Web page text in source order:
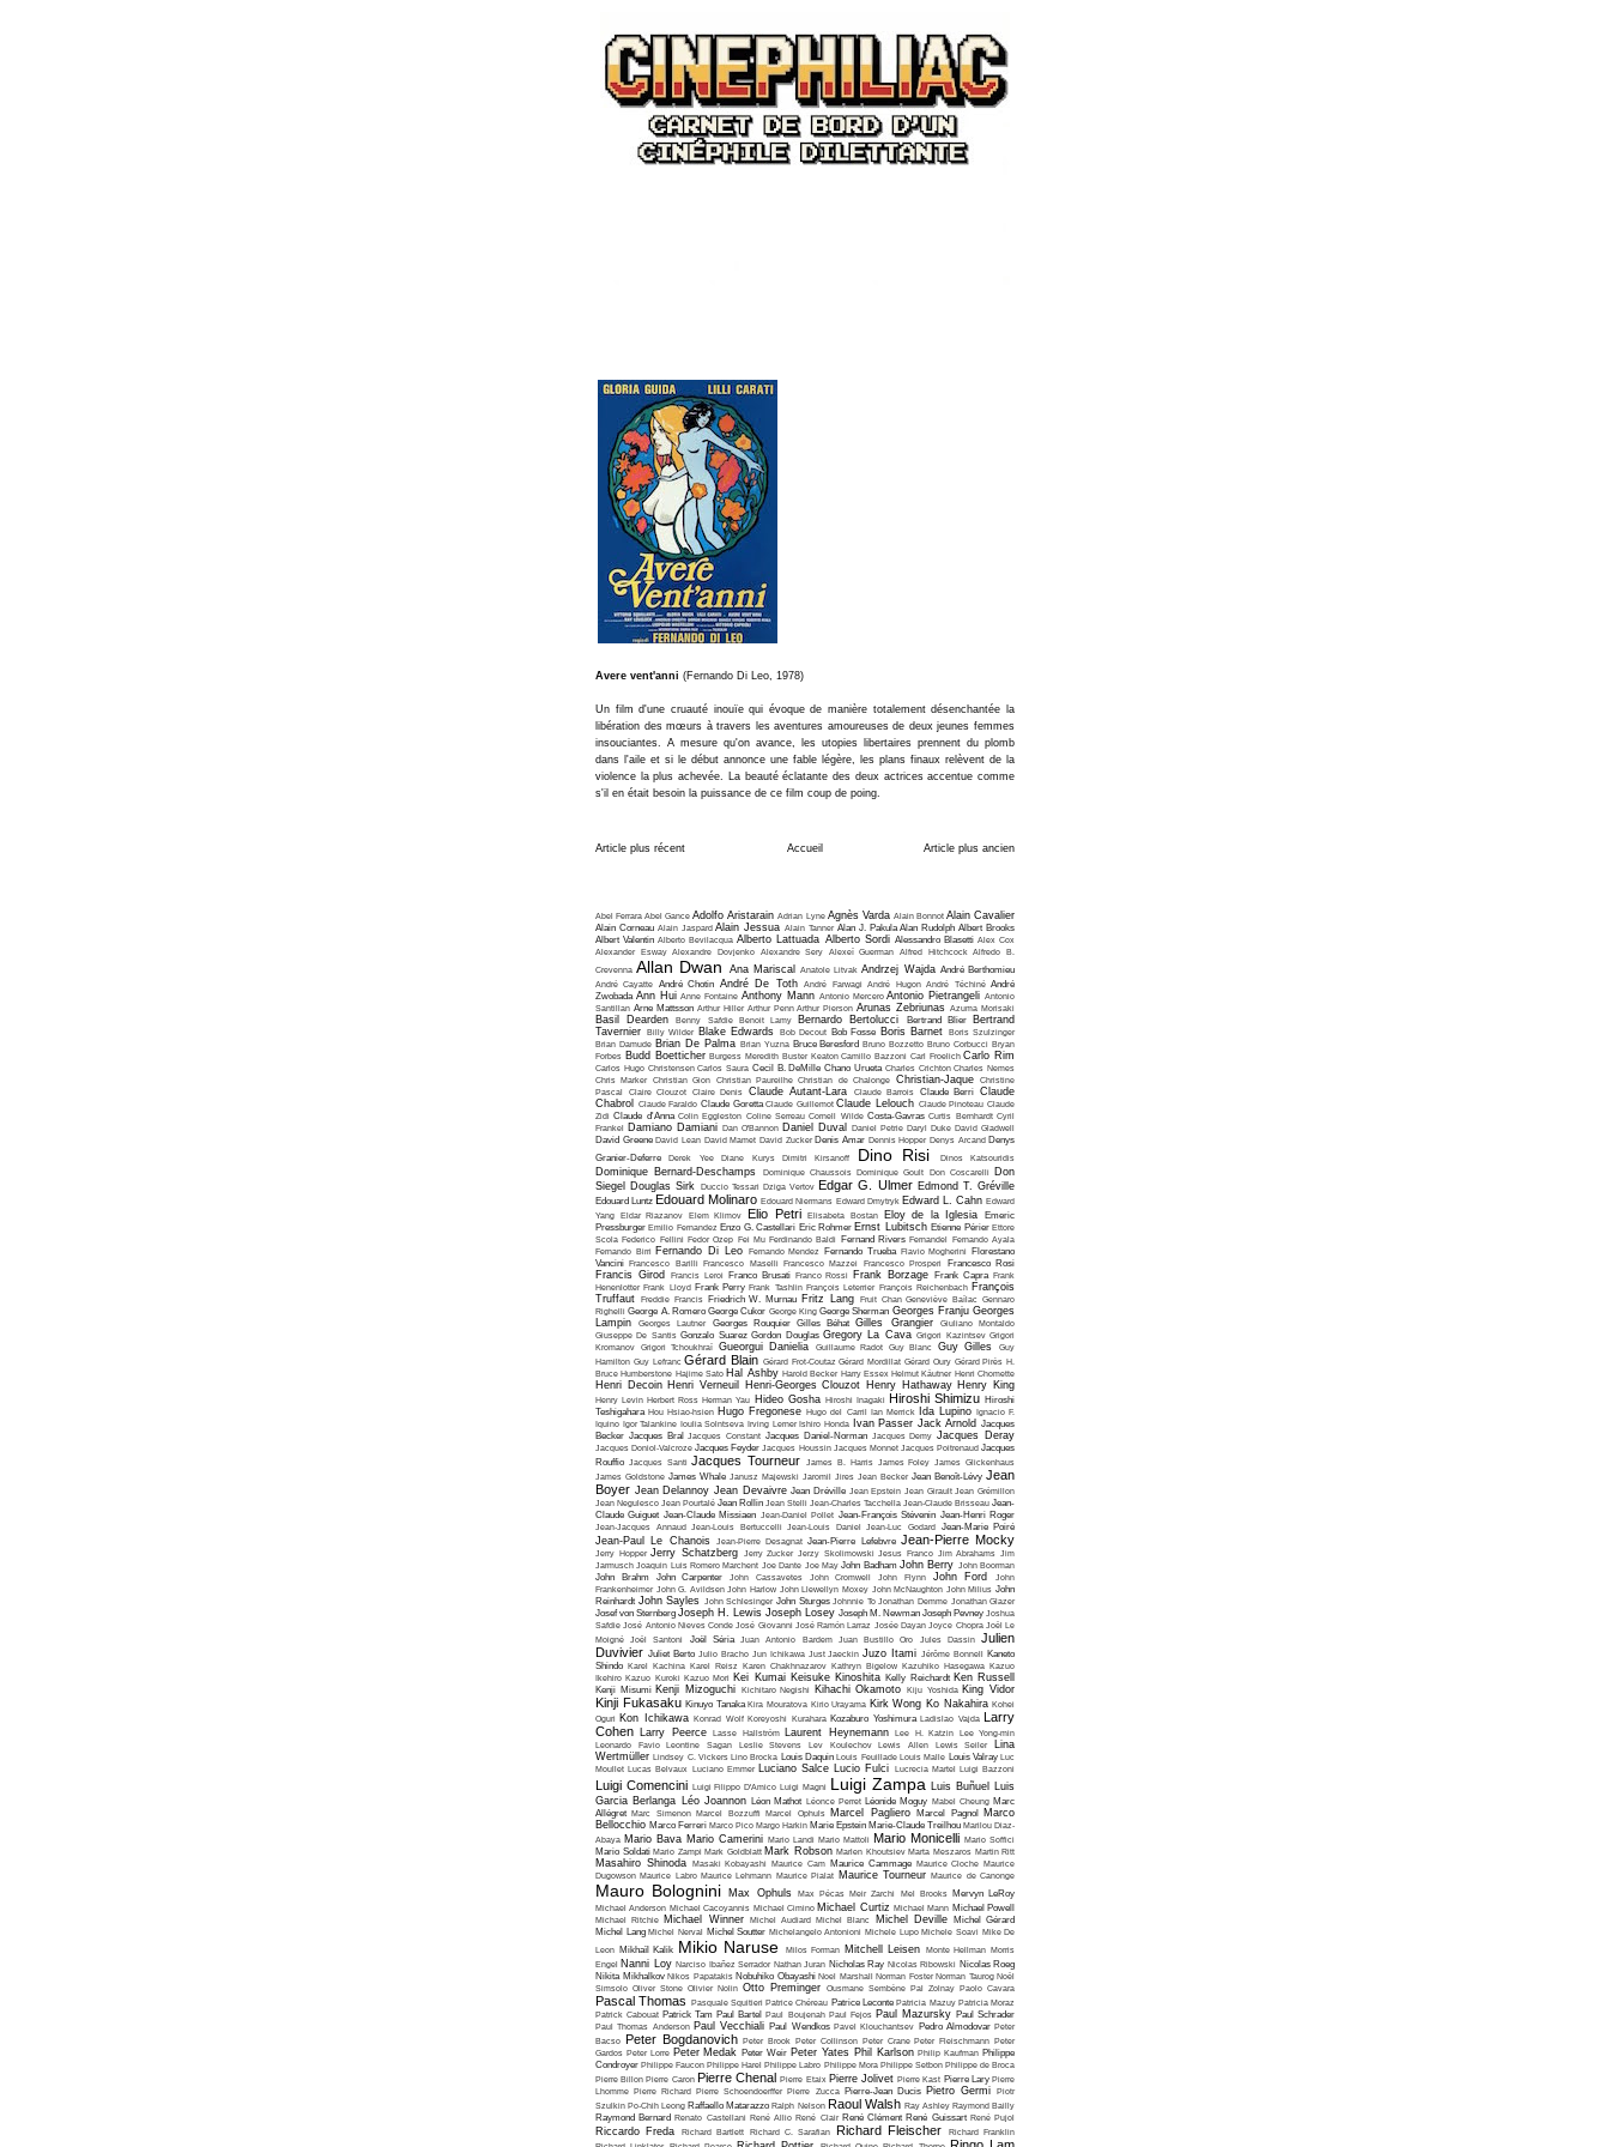
Avere vent'anni (Fernando Di Leo, 1978)
Un film d'une cruauté inouïe qui évoque de manière totalement désenchantée la
libération des mœurs à travers les aventures amoureuses de deux jeunes femmes
insouciantes. A mesure qu'on avance, les utopies libertaires prennent du plomb
dans l'aile et si le début annonce une fable légère, les plans finaux relèvent de la
violence la plus achevée. La beauté éclatante des deux actrices accentue comme
s'il en était besoin la puissance de ce film coup de poing.
Article plus récent Article plus ancien
Accueil
Abel Ferrara Abel Gance Adolfo Aristarain Adrian Lyne Agnès Varda Alain Bonnot Alain Cavalier
Alain Corneau Alain Jaspard Alain Jessua Alain Tanner Alan J. Pakula Alan Rudolph Albert Brooks
Albert Valentin Alberto Bevilacqua Alberto Lattuada Alberto Sordi Alessandro Blasetti Alex Cox
Alexander Esway Alexandre Dovjenko Alexandre Sery Alexeï Guerman Alfred Hitchcock Alfredo B.
Crevenna Allan Dwan Ana Mariscal Anatole Litvak Andrzej Wajda André Berthomieu
André Cayatte André Chotin André De Toth André Farwagi André Hugon André Téchiné André
Zwobada Ann Hui Anne Fontaine Anthony Mann Antonio Mercero Antonio Pietrangeli Antonio
Santillan Arne Mattsson Arthur Hiller Arthur Penn Arthur Pierson Arunas Zebriunas Azuma Morisaki
Basil Dearden Benny Safdie Benoit Lamy Bernardo Bertolucci Bertrand Blier
Bertrand
Tavernier Billy Wilder Blake Edwards Bob Decout Bob Fosse Boris Barnet Boris Szulzinger
Brian Damude Brian De Palma Brian Yuzna Bruce Beresford Bruno Bozzetto Bruno Corbucci Bryan
Forbes Budd Boetticher Burgess Meredith Buster Keaton Camillo Bazzoni Carl Froelich Carlo Rim
Carlos Hugo Christensen Carlos Saura Cecil B. DeMille Chano Urueta Charles Crichton Charles Nemes
Chris Marker Christian Gion Christian Paureilhe Christian de Chalonge Christian-Jaque
Christine
Pascal
Claire Clouzot Claire Denis Claude Autant-Lara Claude Barrois Claude Berri Claude
Chabrol
Claude Faraldo Claude Goretta Claude Guillemot Claude Lelouch Claude Pinoteau Claude
Zidi Claude d'Anna Colin Eggleston Coline Serreau Cornell Wilde Costa-Gavras Curtis Bernhardt Cyril
Frankel Damiano Damiani Dan O'Bannon Daniel Duval Daniel Petrie Daryl Duke David Gladwell
David Greene David Lean David Mamet David Zucker Denis Amar Dennis Hopper Denys Arcand Denys
Granier-Deferre
Derek Yee Diane Kurys Dimitri Kirsanoff Dino Risi Dinos Katsouridis
Dominique Bernard-Deschamps Dominique Chaussois Dominique Goult Don Coscarelli
Don
Siegel
Douglas Sirk Duccio Tessari Dziga Vertov Edgar G. Ulmer Edmond T. Gréville
Edouard Luntz Edouard Molinaro Edouard Niermans Edward Dmytryk Edward L. Cahn Edward
Yang Eldar Riazanov Elem Klimov Elio Petri Elisabeta Bostan Eloy de la Iglesia
Emeric
Pressburger Emilio Fernandez Enzo G. Castellari Eric Rohmer Ernst Lubitsch Etienne Périer Ettore
Scola Federico Fellini Fedor Ozep Fei Mu Ferdinando Baldi Fernand Rivers Fernandel Fernando Ayala
Fernando Birri Fernando Di Leo Fernando Mendez Fernando Trueba Flavio Mogherini
Florestano
Vancini Francesco Barilli Francesco Maselli Francesco Mazzei Francesco Prosperi Francesco Rosi
Francis Girod Francis Leroi Franco Brusati Franco Rossi Frank Borzage Frank Capra Frank
Henenlotter Frank Lloyd Frank Perry Frank Tashlin François Leterrier François Reichenbach François
Truffaut Freddie Francis Friedrich W. Murnau Fritz Lang Fruit Chan Geneviève Baïlac Gennaro
Righelli George A. Romero George Cukor George King George Sherman Georges Franju Georges
Lampin
Georges Lautner Georges Rouquier Gilles Béhat Gilles Grangier
Giuliano Montaldo
Giuseppe De Santis Gonzalo Suarez Gordon Douglas Gregory La Cava Grigori Kazintsev Grigori
Kromanov Grigori Tchoukhraï Gueorgui Danielia Guillaume Radot Guy Blanc Guy Gilles
Guy
Hamilton Guy Lefranc Gérard Blain Gérard Frot-Coutaz Gérard Mordillat Gérard Oury Gérard Pirès H.
Bruce Humberstone Hajime Sato Hal Ashby Harold Becker Harry Essex Helmut Käutner Henri Chomette
Henri Decoin Henri Verneuil Henri-Georges Clouzot Henry Hathaway Henry King
Henry Levin Herbert Ross Herman Yau Hideo Gosha Hiroshi Inagaki Hiroshi Shimizu Hiroshi
Teshigahara Hou Hsiao-hsien Hugo Fregonese Hugo del Carril Ian Merrick Ida Lupino Ignacio F.
Iquino Igor Talankine Ioulia Solntseva Irving Lerner Ishiro Honda Ivan Passer Jack Arnold Jacques
Becker Jacques Bral Jacques Constant Jacques Daniel-Norman Jacques Demy Jacques Deray
Jacques Doniol-Valcroze Jacques Feyder Jacques Houssin Jacques Monnet Jacques Poitrenaud Jacques
Rouffio Jacques Santi Jacques Tourneur James B. Harris James Foley James Glickenhaus
James Goldstone James Whale Janusz Majewski Jaromil Jires Jean Becker Jean Benoît-Lévy Jean
Boyer Jean Delannoy Jean Devaivre Jean Dréville Jean Epstein Jean Girault Jean Grémillon
Jean Negulesco Jean Pourtalé Jean Rollin Jean Stelli Jean-Charles Tacchella Jean-Claude Brisseau Jean-
Claude Guiguet Jean-Claude Missiaen Jean-Daniel Pollet Jean-François Stévenin Jean-Henri Roger
Jean-Jacques Annaud Jean-Louis Bertuccelli Jean-Louis Daniel Jean-Luc Godard Jean-Marie Poiré
Jean-Paul Le Chanois Jean-Pierre Desagnat Jean-Pierre Lefebvre Jean-Pierre Mocky
Jerry Hopper Jerry Schatzberg Jerry Zucker Jerzy Skolimowski Jesus Franco Jim Abrahams Jim
Jarmusch Joaquin Luis Romero Marchent Joe Dante Joe May John Badham John Berry John Boorman
John Brahm
John Carpenter John Cassavetes John Cromwell John Flynn John Ford
John
Frankenheimer John G. Avildsen John Harlow John Llewellyn Moxey John McNaughton John Milius John
Reinhardt John Sayles John Schlesinger John Sturges Johnnie To Jonathan Demme Jonathan Glazer
Josef von Sternberg Joseph H. Lewis Joseph Losey Joseph M. Newman Joseph Pevney Joshua
Safdie José Antonio Nieves Conde José Giovanni José Ramón Larraz Josée Dayan Joyce Chopra Joël Le
Moigné Joël Santoni Joël Séria Juan Antonio Bardem Juan Bustillo Oro Jules Dassin Julien
Duvivier Juliet Berto Julio Bracho Jun Ichikawa Just Jaeckin Juzo Itami Jérôme Bonnell Kaneto
Shindo Karel Kachina Karel Reisz Karen Chakhnazarov Kathryn Bigelow Kazuhiko Hasegawa Kazuo
Ikehiro Kazuo Kuroki Kazuo Mori Kei Kumai Keisuke Kinoshita Kelly Reichardt Ken Russell
Kenji Misumi Kenji Mizoguchi Kichitaro Negishi Kihachi Okamoto Kiju Yoshida King Vidor
Kinji Fukasaku Kinuyo Tanaka Kira Mouratova Kirio Urayama Kirk Wong Ko Nakahira Kohei
Oguri Kon Ichikawa Konrad Wolf Koreyoshi Kurahara Kozaburo Yoshimura Ladislao Vajda
Larry
Cohen Larry Peerce Lasse Hallström Laurent Heynemann Lee H. Katzin Lee Yong-min
Leonardo Favio
Leontine Sagan Leslie Stevens Lev Koulechov Lewis Allen Lewis Seiler
Lina
Wertmüller Lindsey C. Vickers Lino Brocka Louis Daquin Louis Feuillade Louis Malle Louis Valray Luc
Moullet Lucas Belvaux Luciano Emmer Luciano Salce Lucio Fulci Lucrecia Martel Luigi Bazzoni
Luigi Comencini Luigi Filippo D'Amico Luigi Magni Luigi Zampa Luis Buñuel
Luis
Garcia Berlanga Léo Joannon Léon Mathot Léonce Perret Léonide Moguy Mabel Cheung Marc
Allégret Marc Simenon Marcel Bozzuffi Marcel Ophuls Marcel Pagliero Marcel Pagnol
Marco
Bellocchio Marco Ferreri Marco Pico Margo Harkin Marie Epstein Marie-Claude Treilhou Marilou Diaz-
Abaya Mario Bava Mario Camerini Mario Landi Mario Mattoli Mario Monicelli Mario Soffici
Mario Soldati Mario Zampi Mark Goldblatt Mark Robson Marlen Khoutsiev Marta Meszaros Martin Ritt
Masahiro Shinoda Masaki Kobayashi Maurice Cam Maurice Cammage Maurice Cloche Maurice
Dugowson Maurice Labro Maurice Lehmann Maurice Pialat Maurice Tourneur Maurice de Canonge
Mauro Bolognini Max Ophuls Max Pécas Meir Zarchi Mel Brooks Mervyn LeRoy
Michael Anderson Michael Cacoyannis Michael Cimino Michael Curtiz Michael Mann Michael Powell
Michael Ritchie Michael Winner Michel Audiard Michel Blanc Michel Deville
Michel Gérard
Michel Lang Michel Nerval Michel Soutter Michelangelo Antonioni Michele Lupo Michele Soavi Mike De
Leon Mikhaïl Kalik Mikio Naruse Milos Forman Mitchell Leisen Monte Hellman Morris
Engel Nanni Loy Narciso Ibañez Serrador Nathan Juran Nicholas Ray Nicolas Ribowski Nicolas Roeg
Nikita Mikhalkov Nikos Papatakis Nobuhiko Obayashi Noel Marshall Norman Foster Norman Taurog Noël
Simsolo Oliver Stone Olivier Nolin Otto Preminger Ousmane Sembène Pal Zolnay Paolo Cavara
Pascal Thomas Pasquale Squitieri Patrice Chéreau Patrice Leconte Patricia Mazuy Patricia Moraz
Patrick Cabouat Patrick Tam Paul Bartel Paul Boujenah Paul Fejos Paul Mazursky Paul Schrader
Paul Thomas Anderson Paul Vecchiali Paul Wendkos Pavel Klouchantsev Pedro Almodovar Peter
Bacso
Peter Bogdanovich Peter Brook Peter Collinson Peter Crane Peter Fleischmann Peter
Gardos Peter Lorre Peter Medak Peter Weir Peter Yates Phil Karlson Philip Kaufman Philippe
Condroyer Philippe Faucon Philippe Harel Philippe Labro Philippe Mora Philippe Setbon Philippe de Broca
Pierre Billon Pierre Caron Pierre Chenal Pierre Etaix Pierre Jolivet Pierre Kast Pierre Lary Pierre
Lhomme Pierre Richard Pierre Schoendoerffer Pierre Zucca Pierre-Jean Ducis Pietro Germi Piotr
Szulkin Po-Chih Leong Raffaello Matarazzo Ralph Nelson Raoul Walsh Ray Ashley Raymond Bailly
Raymond Bernard Renato Castellani René Allio René Clair René Clément René Guissart René Pujol
Riccardo Freda Richard Bartlett Richard C. Sarafian Richard Fleischer
Richard Franklin